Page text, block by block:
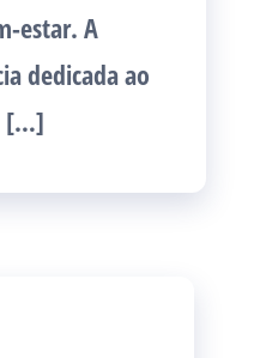
estar. A
dedicada ao
[…]